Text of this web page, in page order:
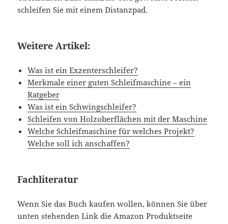
schleifen Sie mit einem Distanzpad.
Weitere Artikel:
Was ist ein Exzenterschleifer?
Merkmale einer guten Schleifmaschine – ein
Ratgeber
Was ist ein Schwingschleifer?
Schleifen von Holzoberflächen mit der Maschine
Welche Schleifmaschine für welches Projekt?
Welche soll ich anschaffen?
Fachliteratur
Wenn Sie das Buch kaufen wollen, können Sie über
unten stehenden Link die Amazon Produktseite